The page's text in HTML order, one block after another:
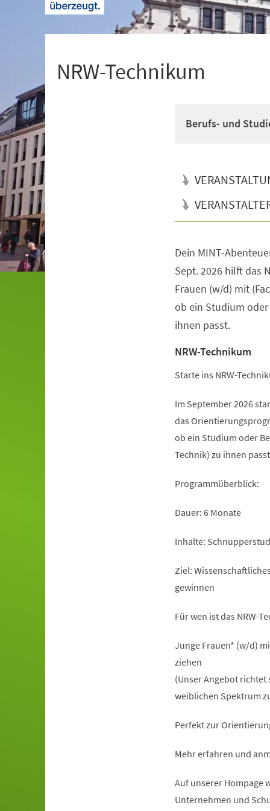
NRW-Technikum
Berufs- und
Dein MINT-
Sept. 2026 hilft das
Frauen (w/d) mit
ob ein Studium
ihnen passt.
NRW-Technikum
Starte ins NRW-
Im September 2026
das
ob ein Studium oder
Technik) zu ihnen
Programmüberblick:
Dauer: 6 Monate
Inhalte:
Ziel:
gewinnen
Für wen ist das NRW-
Junge Frauen* (w/d)
ziehen
(Unser Angebot richtet
weiblichen Spektrum
Perfekt zur
Mehr erfahren und
Auf unserer Hompage
Unternehmen und